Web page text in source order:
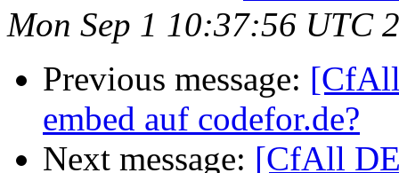
Mon Sep 1 10:37:56 UTC
Previous message:
embed auf codefor.de?
Next message: [CfAll